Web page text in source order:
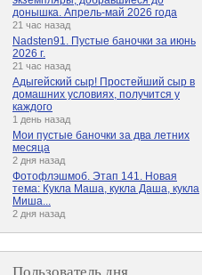
донышка. Апрель-май 2026 года
21 час назад
Nadsten91. Пустые баночки за июнь
2026 г.
21 час назад
Адыгейский сыр! Простейший сыр в
домашних условиях, получится у
каждого
1 день назад
Мои пустые баночки за два летних
месяца
2 дня назад
Фотофлэшмоб. Этап 141. Новая
тема: Кукла Маша, кукла Даша, кукла
Миша...
2 дня назад